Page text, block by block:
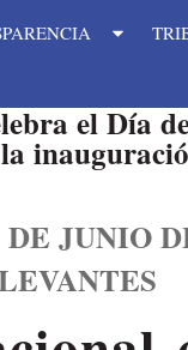
el Día
DE JUNIO